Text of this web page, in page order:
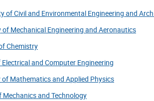
of Civil and Environmental Engineering and
of Mechanical Engineering and Aeronautics
Chemistry
and Computer Engineering
of Mathematics and Applied Physics
Mechanics and Technology